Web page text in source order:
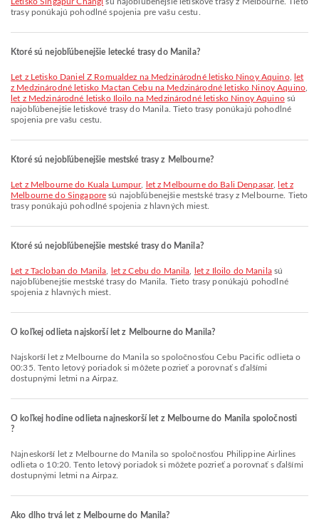
trasy ponúkajú pohodlné spojenia pre vašu cestu.
Ktoré sú nejobľúbenejšie letecké trasy do Manila?
let z Letisko Daniel Z Romualdez na Medzinárodné letisko Ninoy Aquino,
let
z Medzinárodné letisko Mactan Cebu na Medzinárodné letisko Ninoy Aquino,
let z Medzinárodné letisko Iloilo na Medzinárodné letisko Ninoy Aquinosú
najobľúbenejšie letiskové trasy do Manila. Tieto trasy ponúkajú pohodlné
spojenia pre vašu cestu.
Ktoré sú nejobľúbenejšie mestské trasy z Melbourne?
let z Melbourne do Kuala Lumpur, let z Melbourne do Bali Denpasar,
let z
Melbourne do Singapore sú najobľúbenejšie mestské trasy z Melbourne. Tieto
trasy ponúkajú pohodlné spojenia z hlavných miest.
Ktoré sú nejobľúbenejšie mestské trasy do Manila?
let z Tacloban do Manila let z Cebu do Manila let z Iloilo do Manilasú
najobľúbenejšie mestské trasy do Manila. Tieto trasy ponúkajú pohodlné
spojenia z hlavných miest.
O koľkej odlieta najskorší let z Melbourne do Manila?
Najskorší let z Melbourne do Manila so spoločnosťou Cebu Pacific odlieta o
00:35. Tento letový poriadok si môžete pozrieť a porovnať s ďalšími
dostupnými letmi na Airpaz.
O koľkej hodine odlieta najneskorší let z Melbourne do Manila spoločnosti
?
Najneskorší let z Melbourne do Manila so spoločnosťou Philippine Airlines
odlieta o 10:20. Tento letový poriadok si môžete pozrieť a porovnať s ďalšími
dostupnými letmi na Airpaz.
Ako dlho trvá let z Melbourne do Manila?